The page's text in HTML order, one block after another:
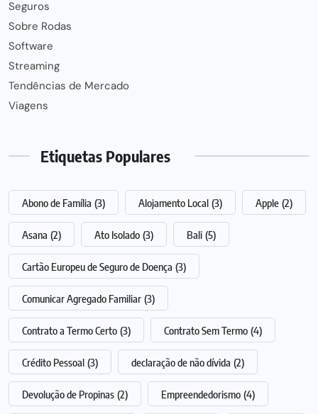
Seguros
Sobre Rodas
Software
Streaming
Tendências de Mercado
Viagens
Etiquetas Populares
Abono de Família (3) Alojamento Local (3) Apple (2)
Asana (2) Ato Isolado (3) Bali (5)
Cartão Europeu de Seguro de Doença (3)
Comunicar Agregado Familiar (3)
Contrato a Termo Certo (3) Contrato Sem Termo (4)
Crédito Pessoal (3) declaração de não dívida (2)
Devolução de Propinas (2) Empreendedorismo (4)